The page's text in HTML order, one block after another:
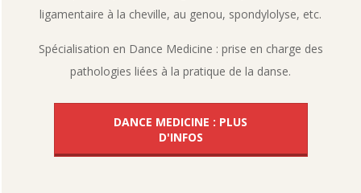
ligamentaire à la cheville, au genou, spondylolyse, etc.
Spécialisation en Dance Medicine : prise en charge des
pathologies liées à la pratique de la danse.
DANCE MEDICINE : PLUS
D'INFOS